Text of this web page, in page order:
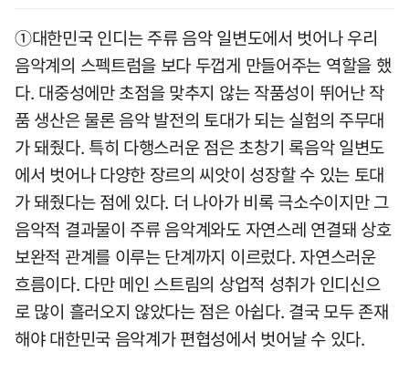
①대한민국 인디는 주류 음악 일변도에서 벗어나 우리
음악계의 스펙트럼을 보다 두껍게 만들어주는 역할을 했
다. 대중성에만 초점을 맞추지 않는 작품성이 뛰어난 작
품 생산은 물론 음악 발전의 토대가 되는 실험의 주무대
가 돼줬다. 특히 다행스러운 점은 초창기 록음악 일변도
에서 벗어나 다양한 장르의 씨앗이 성장할 수 있는 토대
가 돼줬다는 점에 있다. 더 나아가 비록 극소수이지만 그
음악적 결과물이 주류 음악계와도 자연스레 연결돼 상호
보완적 관계를 이루는 단계까지 이르렀다. 자연스러운
흐름이다. 다만 메인 스트림의 상업적 성취가 인디신으
로 많이 흘러오지 않았다는 점은 아쉽다. 결국 모두 존재
해야 대한민국 음악계가 편협성에서 벗어날 수 있다.